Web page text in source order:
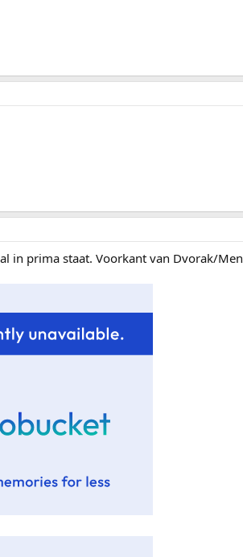
in prima staat. Voorkant van Dvorak/